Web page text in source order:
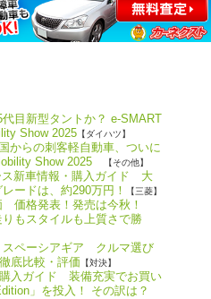
目新型タントか？ e-SMART
Show 2025 【ダイハツ】
からの刺客軽自動車、ついに
Show 2025
【その他】
ス新車情報・購入ガイド 大
ードは、約290万円！
【三菱】
価格発表！発売は今秋！
もスタイルも上質さで勝
スペーシアギア クルマ選び
底比較・評価 【対決】
入ガイド 装備充実でお買い
」を投入！ その訳は？